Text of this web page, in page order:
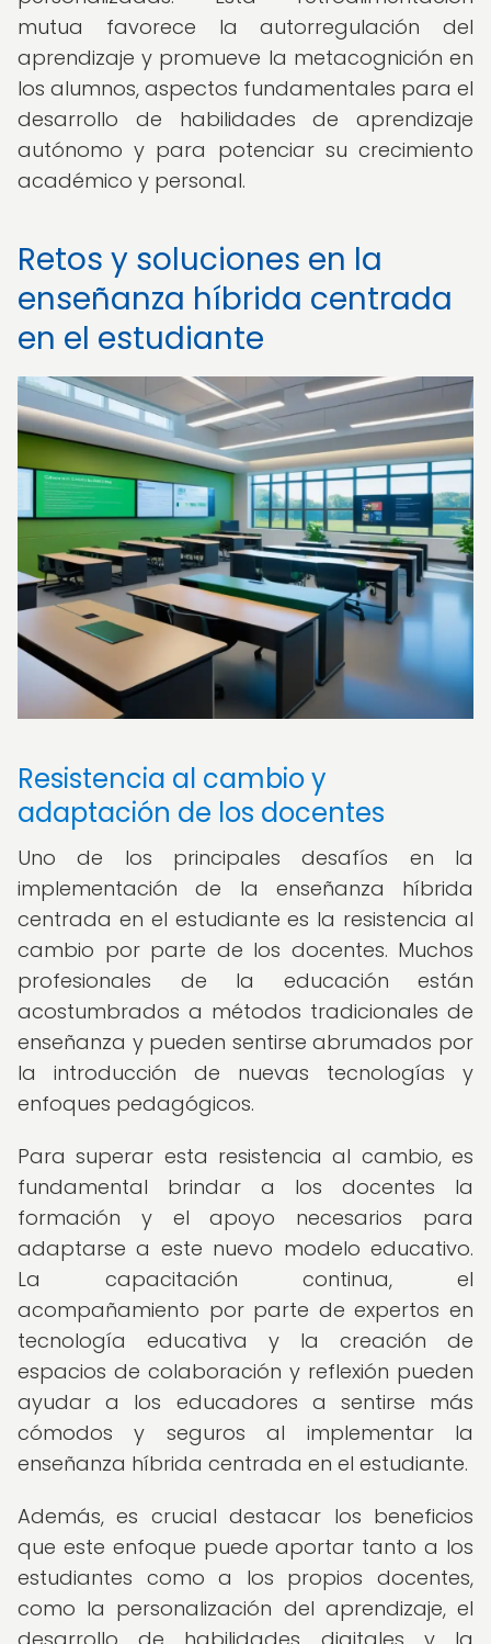
mutua favorece la autorregulación del
aprendizaje y promueve la metacognición en
los alumnos, aspectos fundamentales para el
desarrollo de habilidades de aprendizaje
autónomo y para potenciar su crecimiento
académico y personal.
Retos y soluciones en la
enseñanza híbrida centrada
en el estudiante
Resistencia al cambio y
adaptación de los docentes
Uno de los principales desafíos en la
implementación de la enseñanza híbrida
centrada en el estudiante es la resistencia al
cambio por parte de los docentes. Muchos
profesionales de la educación están
acostumbrados a métodos tradicionales de
enseñanza y pueden sentirse abrumados por
la introducción de nuevas tecnologías y
enfoques pedagógicos.
Para superar esta resistencia al cambio, es
fundamental brindar a los docentes la
formación y el apoyo necesarios para
adaptarse a este nuevo modelo educativo.
La capacitación continua, el
acompañamiento por parte de expertos en
tecnología educativa y la creación de
espacios de colaboración y reflexión pueden
ayudar a los educadores a sentirse más
cómodos y seguros al implementar la
enseñanza híbrida centrada en el estudiante.
Además, es crucial destacar los beneficios
que este enfoque puede aportar tanto a los
estudiantes como a los propios docentes,
como la personalización del aprendizaje, el